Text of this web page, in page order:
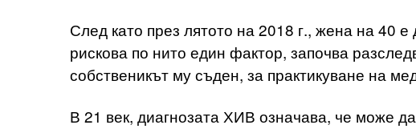
След като през лятото на 2018 г., жена на 40
рискова по нито един фактор, започва
собственикът му съден, за практикуване на
В 21 век, диагнозата ХИВ означава, че може